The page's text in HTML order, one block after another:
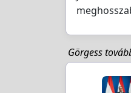
Görgess